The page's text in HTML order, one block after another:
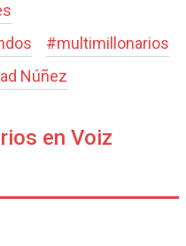
#multimillonarios
Núñez
en Voiz